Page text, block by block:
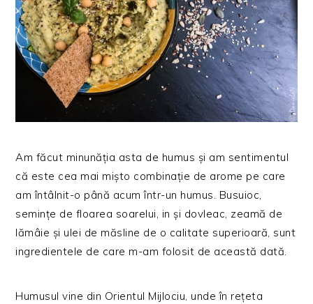
Am făcut minunăția asta de humus și am sentimentul
că este cea mai mișto combinație de arome pe care
am întâlnit-o până acum într-un humus. Busuioc,
semințe de floarea soarelui, in și dovleac, zeamă de
lămâie și ulei de măsline de o calitate superioară, sunt
ingredientele de care m-am folosit de această dată.
Humusul vine din Orientul Mijlociu, unde în rețeta